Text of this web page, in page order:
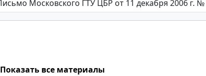
Показать все материалы